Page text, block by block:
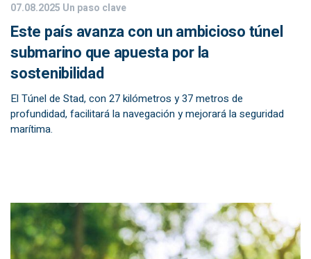
07.08.2025 Un paso clave
Este país avanza con un ambicioso túnel
submarino que apuesta por la
sostenibilidad
El Túnel de Stad, con 27 kilómetros y 37 metros de
profundidad, facilitará la navegación y mejorará la seguridad
marítima.